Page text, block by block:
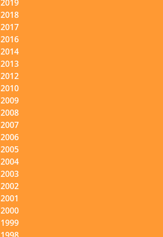
2019
2018
2017
2016
2014
2013
2012
2010
2009
2008
2007
2006
2005
2004
2003
2002
2001
2000
1999